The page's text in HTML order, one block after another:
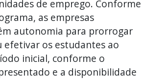
de emprego. Conforme
as empresas
autonomia para prorrogar
efetivar os estudantes ao
inicial, conforme o
e a disponibilidade